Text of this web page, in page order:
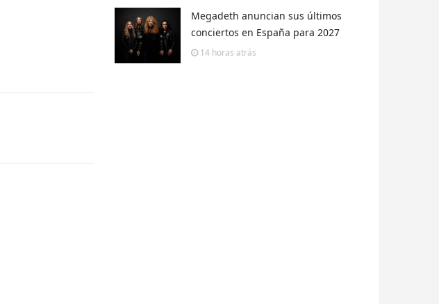
Megadeth anuncian sus últimos
conciertos en España para 2027
14 horas atrás